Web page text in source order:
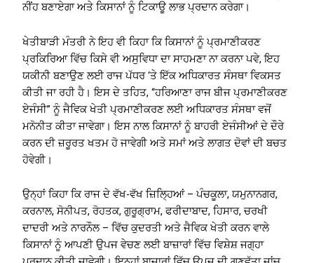
ਨੀਂਹ ਬਣਾਏਗਾ ਅਤੇ ਕਿਸਾਨਾਂ ਨੂੰ ਟਿਕਾਊ ਲਾਭ ਪ੍ਰਦਾਨ ਕਰੇਗਾ।
ਖੇਤੀਬਾੜੀ ਮੰਤਰੀ ਨੇ ਇਹ ਵੀ ਕਿਹਾ ਕਿ ਕਿਸਾਨਾਂ ਨੂੰ ਪ੍ਰਮਾਣੀਕਰਣ
ਪ੍ਰਕਿਰਿਆ ਵਿੱਚ ਕਿਸੇ ਵੀ ਅਸੁਵਿਧਾ ਦਾ ਸਾਹਮਣਾ ਨਾ ਕਰਨਾ ਪਵੇ, ਇਹ
ਯਕੀਨੀ ਬਣਾਉਣ ਲਈ ਰਾਜ ਪੱਧਰ ‘ਤੇ ਇੱਕ ਅਧਿਕਾਰਤ ਸੰਸਥਾ ਵਿਕਸਤ
ਕੀਤੀ ਜਾ ਰਹੀ ਹੈ। ਇਸ ਦੇ ਤਹਿਤ, “ਹਰਿਆਣਾ ਰਾਜ ਬੀਜ ਪ੍ਰਮਾਣੀਕਰਣ
ਏਜੰਸੀ” ਨੂੰ ਜੈਵਿਕ ਖੇਤੀ ਪ੍ਰਮਾਣੀਕਰਣ ਲਈ ਅਧਿਕਾਰਤ ਸੰਸਥਾ ਵਜੋਂ
ਮਨੋਨੀਤ ਕੀਤਾ ਜਾਵੇਗਾ। ਇਸ ਨਾਲ ਕਿਸਾਨਾਂ ਨੂੰ ਬਾਹਰੀ ਏਜੰਸੀਆਂ ਦੇ ਦੌਰੇ
ਕਰਨ ਦੀ ਜ਼ਰੂਰਤ ਖਤਮ ਹੋ ਜਾਵੇਗੀ ਅਤੇ ਸਮਾਂ ਅਤੇ ਲਾਗਤ ਦੋਵਾਂ ਦੀ ਬਚਤ
ਹੋਵੇਗੀ।
ਉਨ੍ਹਾਂ ਕਿਹਾ ਕਿ ਰਾਜ ਦੇ ਵੱਖ-ਵੱਖ ਜ਼ਿਲ੍ਹਿਆਂ – ਪੰਚਕੂਲਾ, ਯਮੁਨਾਨਗਰ,
ਕਰਨਾਲ, ਸੋਨੀਪਤ, ਰੋਹਤਕ, ਗੁਰੂਗ੍ਰਾਮ, ਫਰੀਦਾਬਾਦ, ਹਿਸਾਰ, ਚਰਖੀ
ਦਾਦਰੀ ਅਤੇ ਨਾਰਨੌਲ – ਵਿੱਚ ਕੁਦਰਤੀ ਅਤੇ ਜੈਵਿਕ ਖੇਤੀ ਕਰਨ ਵਾਲੇ
ਕਿਸਾਨਾਂ ਨੂੰ ਆਪਣੀ ਉਪਜ ਵੇਚਣ ਲਈ ਬਾਜ਼ਾਰਾਂ ਵਿੱਚ ਵਿਸ਼ੇਸ਼ ਜਗ੍ਹਾ